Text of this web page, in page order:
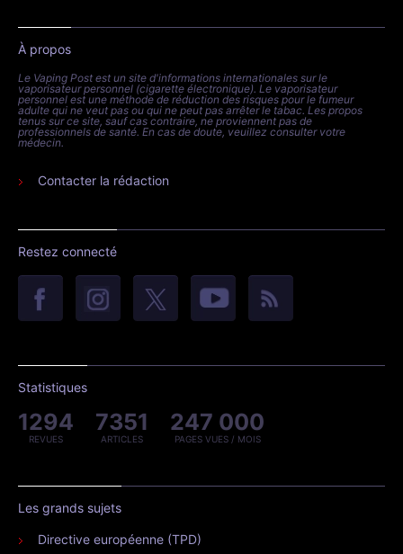
À propos
Le Vaping Post est un site d'informations internationales sur le
vaporisateur personnel (cigarette électronique). Le vaporisateur
personnel est une méthode de réduction des risques pour le fumeur
adulte qui ne veut pas ou qui ne peut pas arrêter le tabac. Les propos
tenus sur ce site, sauf cas contraire, ne proviennent pas de
professionnels de santé. En cas de doute, veuillez consulter votre
médecin.
Contacter la rédaction
Restez connecté
Statistiques
1294
REVUES
7351
ARTICLES
247 000
PAGES VUES / MOIS
Les grands sujets
Directive européenne (TPD)